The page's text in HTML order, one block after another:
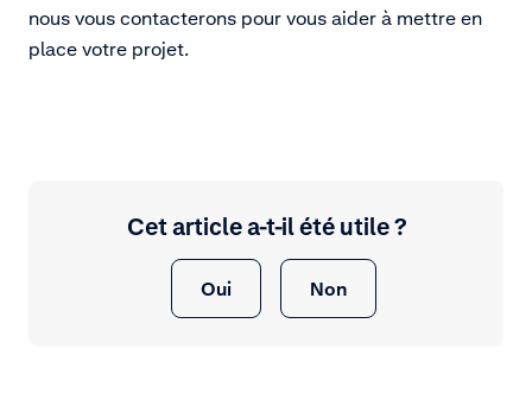
nous vous contacterons pour vous aider à mettre en
place votre projet.
Cet article a-t-il été utile ?
Oui Non